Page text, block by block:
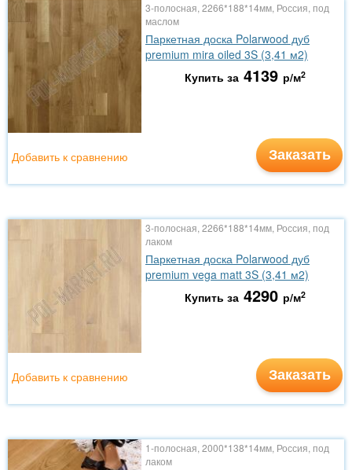
3-полосная, 2266*188*14мм, Россия, под
маслом
Паркетная доска Polarwood дуб
premium mira oiled 3S (3,41 м2)
Купить за 4139 р/м2
Заказать
Добавить к сравнению
3-полосная, 2266*188*14мм, Россия, под
лаком
Паркетная доска Polarwood дуб
premium vega matt 3S (3,41 м2)
Купить за 4290 р/м2
Заказать
Добавить к сравнению
1-полосная, 2000*138*14мм, Россия, под
лаком